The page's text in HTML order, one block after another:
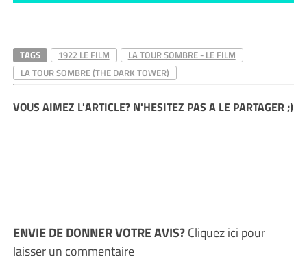
TAGS 1922 LE FILM
LA TOUR SOMBRE - LE FILM
LA TOUR SOMBRE (THE DARK TOWER)
VOUS AIMEZ L'ARTICLE? N'HESITEZ PAS A LE PARTAGER ;)
ENVIE DE DONNER VOTRE AVIS?Cliquez ici pour
laisser un commentaire